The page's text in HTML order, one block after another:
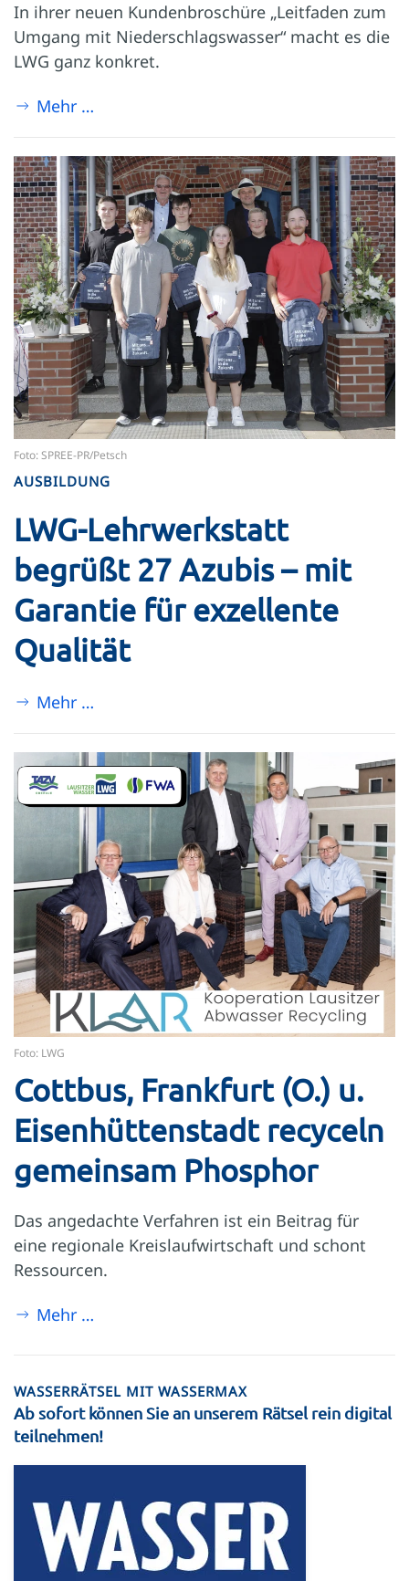
In ihrer neuen Kundenbroschüre „Leitfaden zum
Umgang mit Niederschlagswasser“ macht es die
LWG ganz konkret.
Mehr …
Foto: SPREE-PR/Petsch
AUSBILDUNG
LWG-Lehrwerkstatt
begrüßt 27 Azubis – mit
Garantie für exzellente
Qualität
Mehr …
Foto: LWG
Cottbus, Frankfurt (O.) u.
Eisenhüttenstadt recyceln
gemeinsam Phosphor
Das angedachte Verfahren ist ein Beitrag für
eine regionale Kreislaufwirtschaft und schont
Ressourcen.
Mehr …
WASSERRÄTSEL MIT WASSERMAX
Ab sofort können Sie an unserem Rätsel rein digital
teilnehmen!